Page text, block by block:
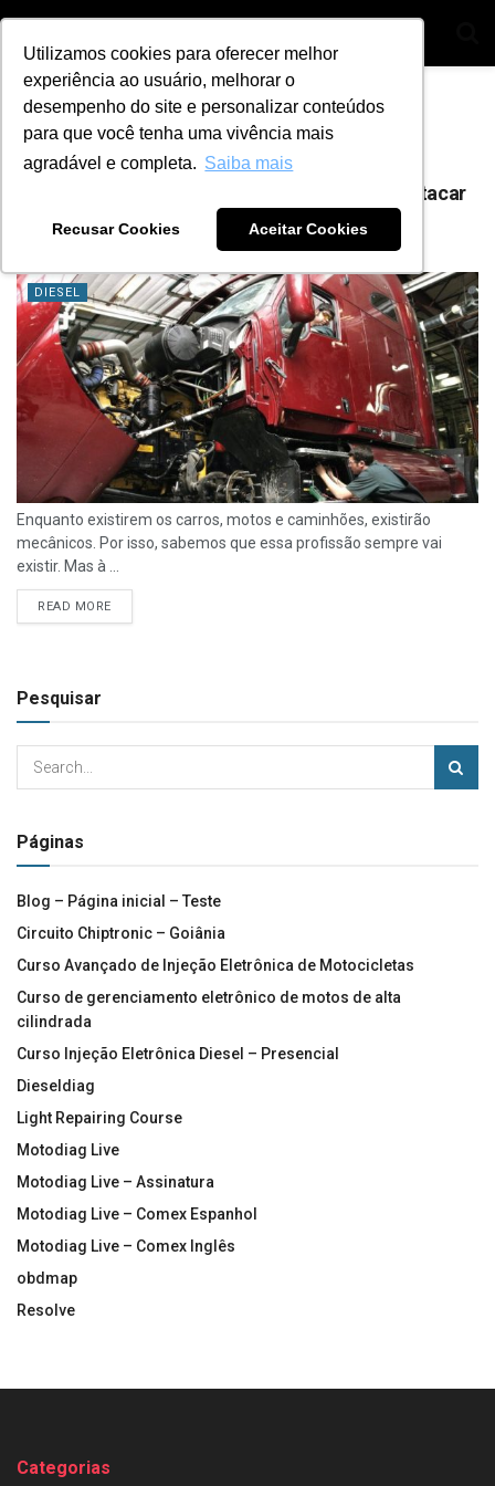
Utilizamos cookies para oferecer melhor
experiência ao usuário, melhorar o
desempenho do site e personalizar conteúdos
para que você tenha uma vivência mais
agradável e completa. Saiba mais
Recusar Cookies Aceitar Cookies
Home Tag curso para mecanicos diesel
Tag:curso para mecanicos diesel
3 diferenciais para um mecânico diesel se destacar
no mercado
6 DE NOVEMBRO DE 2023
DIESEL
Enquanto existirem os carros, motos e caminhões, existirão
mecânicos. Por isso, sabemos que essa profissão sempre vai
existir. Mas à ...
READ MORE
Pesquisar
Páginas
Blog – Página inicial – Teste
Circuito Chiptronic – Goiânia
Curso Avançado de Injeção Eletrônica de Motocicletas
Curso de gerenciamento eletrônico de motos de alta
cilindrada
Curso Injeção Eletrônica Diesel – Presencial
Dieseldiag
Light Repairing Course
Motodiag Live
Motodiag Live – Assinatura
Motodiag Live – Comex Espanhol
Motodiag Live – Comex Inglês
obdmap
Resolve
Categorias